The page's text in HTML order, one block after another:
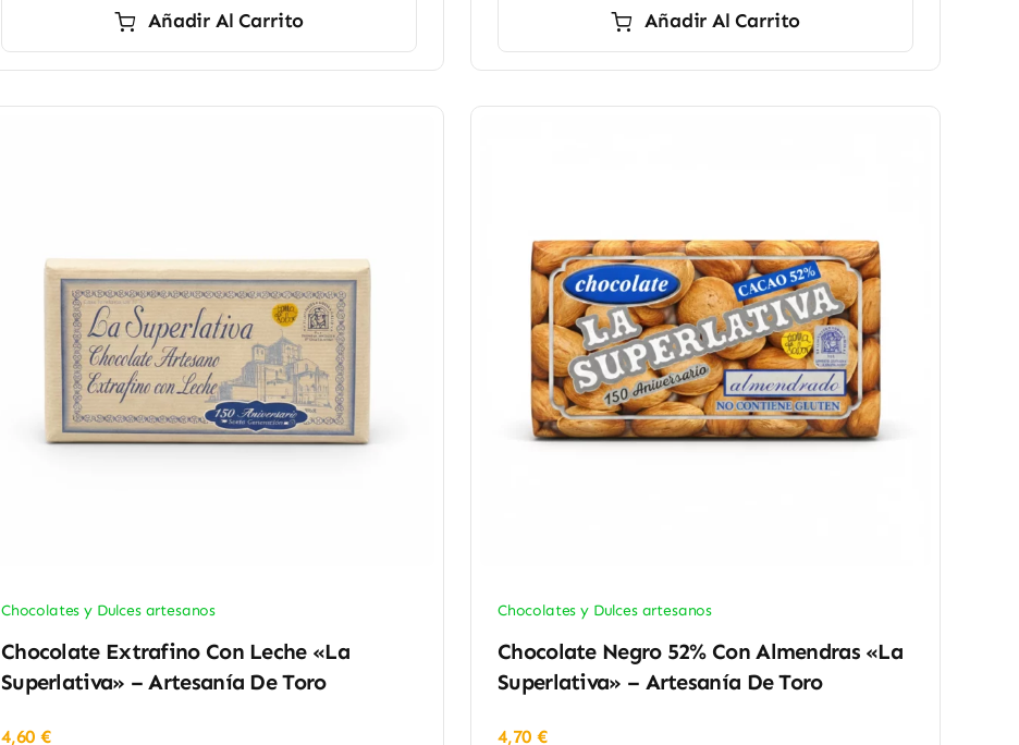
Añadir Al Carrito Añadir Al Carrito
Chocolates y Dulces artesanos
Chocolate Extrafino Con Leche «La
Superlativa» – Artesanía De Toro
4,60€
Chocolates y Dulces artesanos
Chocolate Negro 52% Con Almendras «La
Superlativa» – Artesanía De Toro
4,70€